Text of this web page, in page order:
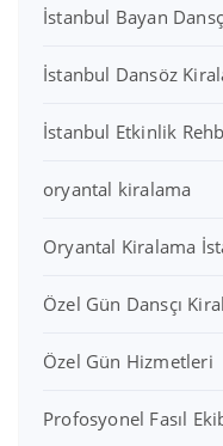
İstanbul Bayan
İstanbul Dansöz
İstanbul Etkinlik
oryantal kiralama
Oryantal Kiralama
Özel Gün Dansçı
Özel Gün Hizmetleri
Profosyonel Fasıl